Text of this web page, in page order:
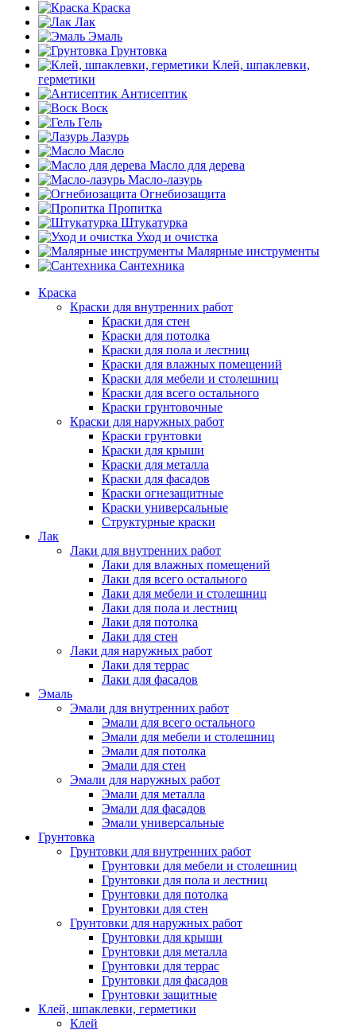
Краска
Лак
Эмаль
Грунтовка
Клей, шпаклевки,
герметики
Антисептик
Воск
Гель
Лазурь
Масло
Масло для дерева
Масло-лазурь
Огнебиозащита
Пропитка
Штукатурка
Уход и очистка
Малярные инструменты
Сантехника
Краска
Краски для внутренних работ
Краски для стен
Краски для потолка
Краски для пола и лестниц
Краски для влажных помещений
Краски для мебели и столешниц
Краски для всего остального
Краски грунтовочные
Краски для наружных работ
Краски грунтовки
Краски для крыши
Краски для металла
Краски для фасадов
Краски огнезащитные
Краски универсальные
Структурные краски
Лак
Лаки для внутренних работ
Лаки для влажных помещений
Лаки для всего остального
Лаки для мебели и столешниц
Лаки для пола и лестниц
Лаки для потолка
Лаки для стен
Лаки для наружных работ
Лаки для террас
Лаки для фасадов
Эмаль
Эмали для внутренних работ
Эмали для всего остального
Эмали для мебели и столешниц
Эмали для потолка
Эмали для стен
Эмали для наружных работ
Эмали для металла
Эмали для фасадов
Эмали универсальные
Грунтовка
Грунтовки для внутренних работ
Грунтовки для мебели и столешниц
Грунтовки для пола и лестниц
Грунтовки для потолка
Грунтовки для стен
Грунтовки для наружных работ
Грунтовки для крыши
Грунтовки для металла
Грунтовки для террас
Грунтовки для фасадов
Грунтовки защитные
Клей, шпаклевки, герметики
Клей